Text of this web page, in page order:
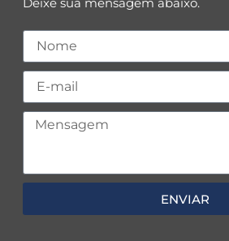
ENVIAR